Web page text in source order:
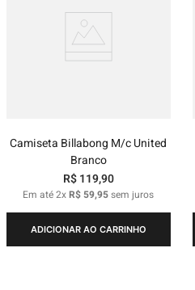
Camiseta Billabong M/c United
Branco
R$ 119,90
Em até2xR$ 59,95sem juros
ADICIONAR AO CARRINHO